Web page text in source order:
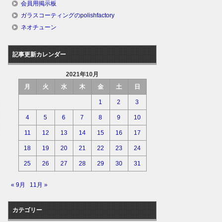
会員用掲示板
ガラスコーティングのpolishfactory
ネオチューン
記事更新カレンダー
2021年10月
月
火 水 木 金 土 日
1 2 3
4 5 6 7 8 9 10
11 12 13 14 15 16 17
18 19 20 21 22 23 24
25 26 27 28 29 30 31
« 9月 11月 »
カテゴリー